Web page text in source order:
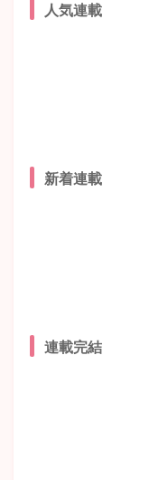
人気連載
新着連載
連載完結